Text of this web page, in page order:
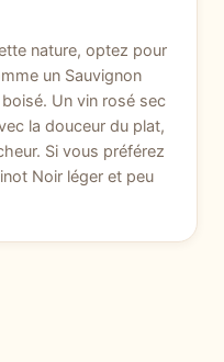
nature, optez pour
un Sauvignon
Un vin rosé sec
la douceur du plat,
Si vous préférez
Noir léger et peu